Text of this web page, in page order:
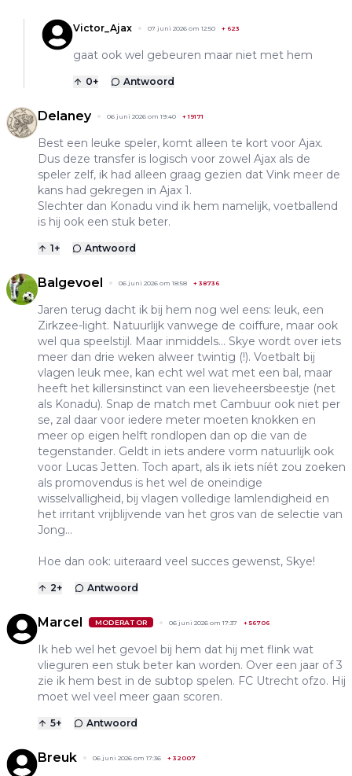
Victor_Ajax 07 juni 2026 om 12:50 + 623
gaat ook wel gebeuren maar niet met hem
0+ Antwoord
Delaney 06 juni 2026 om 19:40 +19171
Best een leuke speler, komt alleen te kort voor Ajax.
Dus deze transfer is logisch voor zowel Ajax als de
speler zelf, ik had alleen graag gezien dat Vink meer de
kans had gekregen in Ajax 1.
Slechter dan Konadu vind ik hem namelijk, voetballend
is hij ook een stuk beter.
1+ Antwoord
Balgevoel 06 juni 2026 om 18:58 + 38736
Jaren terug dacht ik bij hem nog wel eens: leuk, een
Zirkzee-light. Natuurlijk vanwege de coiffure, maar ook
wel qua speelstijl. Maar inmiddels... Skye wordt over iets
meer dan drie weken alweer twintig (!). Voetbalt bij
vlagen leuk mee, kan echt wel wat met een bal, maar
heeft het killersinstinct van een lieveheersbeestje (net
als Konadu). Snap de match met Cambuur ook niet per
se, zal daar voor iedere meter moeten knokken en
meer op eigen helft rondlopen dan op die van de
tegenstander. Geldt in iets andere vorm natuurlijk ook
voor Lucas Jetten. Toch apart, als ik iets níét zou zoeken
als promovendus is het wel de oneindige
wisselvalligheid, bij vlagen volledige lamlendigheid en
het irritant vrijblijvende van het gros van de selectie van
Jong...
Hoe dan ook: uiteraard veel succes gewenst, Skye!
2+ Antwoord
Marcel MODERATOR 06 juni 2026 om 17:37 +56706
Ik heb wel het gevoel bij hem dat hij met flink wat
vlieguren een stuk beter kan worden. Over een jaar of 3
zie ik hem best in de subtop spelen. FC Utrecht ofzo. Hij
moet wel veel meer gaan scoren.
5+ Antwoord
Breuk 06 juni 2026 om 17:36 + 32007